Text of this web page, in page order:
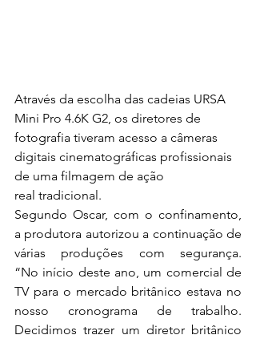
Através da escolha das cadeias URSA
Mini Pro 4.6K G2, os diretores de
fotografia tiveram acesso a câmeras
digitais cinematográficas profissionais
de uma filmagem de ação
real tradicional.
Segundo Oscar, com o confinamento,
a produtora autorizou a continuação de
várias produções com segurança.
“No início deste ano, um comercial de
TV para o mercado britânico estava no
nosso cronograma de trabalho.
Decidimos trazer um diretor britânico